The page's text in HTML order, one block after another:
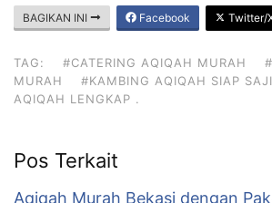
BAGIKAN INI Facebook Twitter/
TAG: #CATERING AQIQAH MURAH
MURAH
#KAMBING AQIQAH SIAP SAJI
AQIQAH LENGKAP .
Pos Terkait
Aqiqah Murah Bekasi dengan